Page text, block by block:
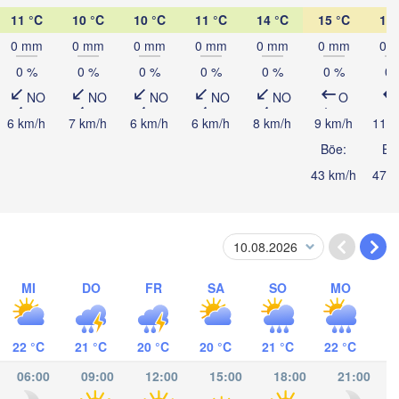
11 °C
0 mm
0 %
NO
6 km/h
10 °C
0 mm
0 %
NO
7 km/h
10 °C
0 mm
0 %
NO
6 km/h
11 °C
0 mm
0 %
NO
6 km/h
14 °C
0 mm
0 %
NO
8 km/h
15 °C
0 mm
0 %
O
9 km/h
Böe:
43 km/h
17
0
0
11
47
MI
22 °C
DO
21 °C
FR
20 °C
SA
20 °C
SO
21 °C
MO
22 °C
06:00 09:00 12:00 15:00 18:00 21:00
San José